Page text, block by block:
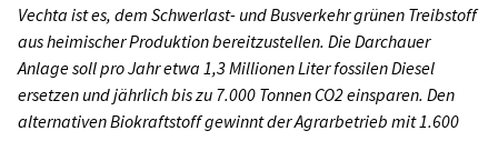
Vechta ist es, dem Schwerlast- und Busverkehr grünen Treibstoff
aus heimischer Produktion bereitzustellen. Die Darchauer
Anlage soll pro Jahr etwa 1,3 Millionen Liter fossilen Diesel
ersetzen und jährlich bis zu 7.000 Tonnen CO2 einsparen. Den
alternativen Biokraftstoff gewinnt der Agrarbetrieb mit 1.600